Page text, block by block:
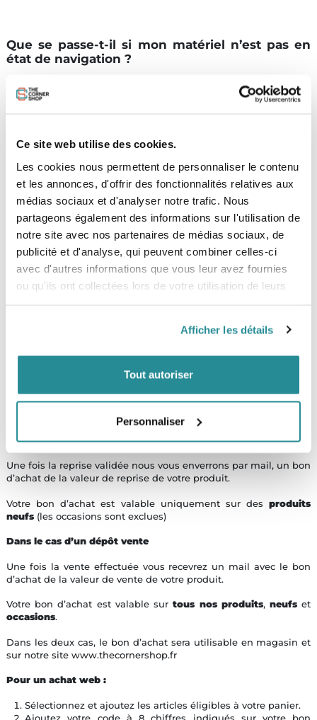
Ce site web utilise des cookies.
Les cookies nous permettent de personnaliser le contenu
et les annonces, d'offrir des fonctionnalités relatives aux
médias sociaux et d'analyser notre trafic. Nous
partageons également des informations sur l'utilisation de
notre site avec nos partenaires de médias sociaux, de
publicité et d'analyse, qui peuvent combiner celles-ci
avec d'autres informations que vous leur avez fournies
ou qu'ils ont collectées lors de votre utilisation de leurs
Afficher les détails
Tout autoriser
Personnaliser
Que se passe-t-il si mon matériel n’est pas en
état de navigation ?
Lors de votre visite en magasin, les ailes de kitesurf et de
wingfoil sont
. Un test de fuite
en conséquence.
The Corner Shop se réserve le droit de refuser la reprise de
matériel qui ne serait pas en état de navigation.
Peut-on refuser le rachat de mon matériel ?
Le rachat de votre matériel peut être refusé si :
- le magasin ne rachète pas ce type de matériel
Comment utiliser mon bon d’achat ?
Dans le cas d’une reprise
Une fois la reprise validée nous vous enverrons par mail, un bon
d’achat de la valeur de reprise de votre produit.
Votre bon d’achat est valable uniquement sur desproduits
neufs(les occasions sont exclues)
Dans le cas d’un dépôt vente
Une fois la vente effectuée vous recevrez un mail avec le bon
d’achat de la valeur de vente de votre produit.
Votre bon d’achat est valable surtous nos produits, neufs et
occasions.
Dans les deux cas, le bon d’achat sera utilisable en magasin et
sur notre site www.thecornershop.fr
Pour un achat web :
Sélectionnez et ajoutez les articles éligibles à votre panier.
Ajoutez votre code à 8 chiffres indiqués sur votre bon